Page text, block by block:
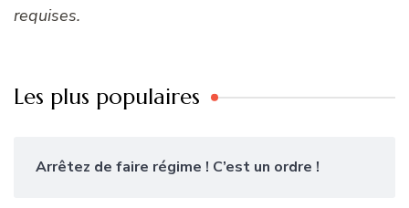
requises.
Les plus populaires
Arrêtez de faire régime ! C’est un ordre !